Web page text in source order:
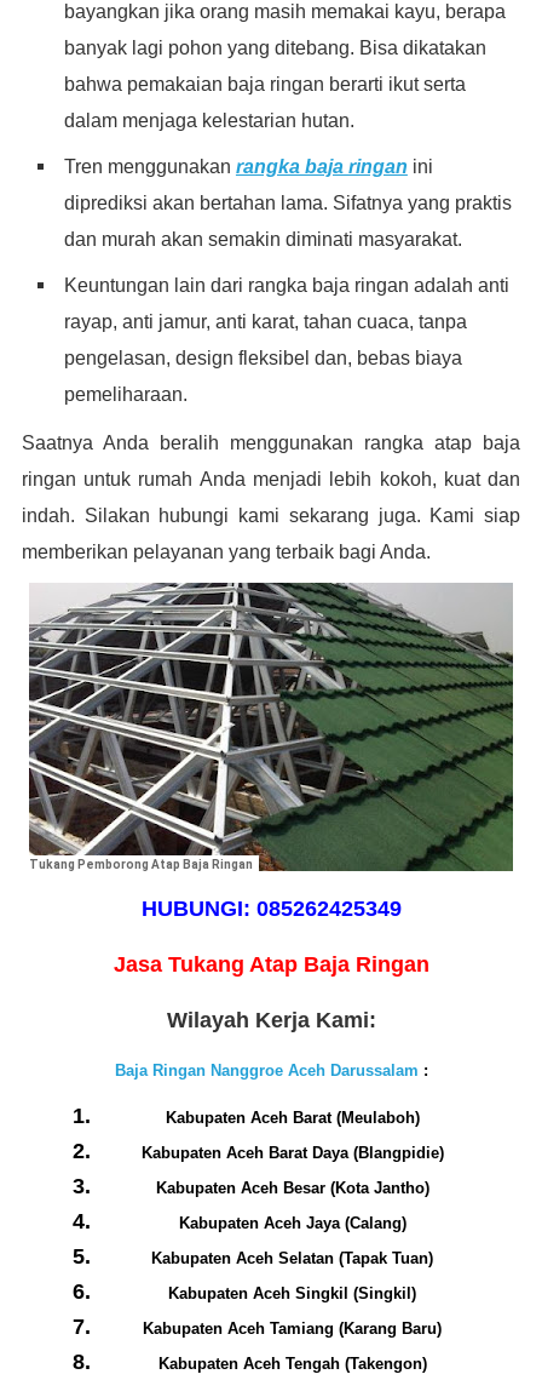
bayangkan jika orang masih memakai kayu, berapa
banyak lagi pohon yang ditebang. Bisa dikatakan
bahwa pemakaian baja ringan berarti ikut serta
dalam menjaga kelestarian hutan.
Tren menggunakan rangka baja ringan ini
diprediksi akan bertahan lama. Sifatnya yang praktis
dan murah akan semakin diminati masyarakat.
Keuntungan lain dari rangka baja ringan adalah anti
rayap, anti jamur, anti karat, tahan cuaca, tanpa
pengelasan, design fleksibel dan, bebas biaya
pemeliharaan.
Saatnya Anda beralih menggunakan rangka atap baja
ringan untuk rumah Anda menjadi lebih kokoh, kuat dan
indah. Silakan hubungi kami sekarang juga. Kami siap
memberikan pelayanan yang terbaik bagi Anda.
Tukang Pemborong Atap Baja Ringan
HUBUNGI: 085262425349
Jasa Tukang Atap Baja Ringan
Wilayah Kerja Kami:
Baja Ringan Nanggroe Aceh Darussalam :
Kabupaten Aceh Barat (Meulaboh)
Kabupaten Aceh Barat Daya (Blangpidie)
Kabupaten Aceh Besar (Kota Jantho)
Kabupaten Aceh Jaya (Calang)
Kabupaten Aceh Selatan (Tapak Tuan)
Kabupaten Aceh Singkil (Singkil)
Kabupaten Aceh Tamiang (Karang Baru)
Kabupaten Aceh Tengah (Takengon)